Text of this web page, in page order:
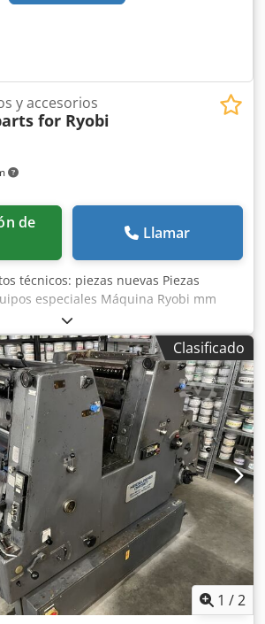
y accesorios
for Ryobi
Llamar
técnicos: piezas nuevas Piezas
especiales Máquina Ryobi mm
Gran stock de piezas nuevas y
todas las prensas offset Solo solicito
y modelo de la maquina ¡Posible
Clasificado
1 /2